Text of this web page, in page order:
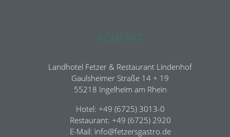
KONTAKT
Landhotel Fetzer & Restaurant Lindenhof
Gaulsheimer Straße 14 + 19
55218 Ingelheim am Rhein
Hotel: +49 (6725) 3013-0
Restaurant: +49 (6725) 2920
E-Mail: info@fetzersgastro.de